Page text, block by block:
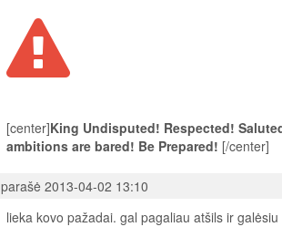
[center]King Undisputed! Respected!
ambitions are bared! Be Prepared! [/center]
parašė 2013-04-02 13:10
lieka kovo pažadai. gal pagaliau atšils ir